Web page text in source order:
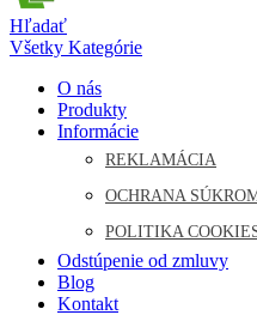
Hľadať
Všetky Kategórie
O nás
Produkty
Informácie
REKLAMÁCIA
OCHRANA
POLITIKA
Odstúpenie od zmluvy
Blog
Kontakt